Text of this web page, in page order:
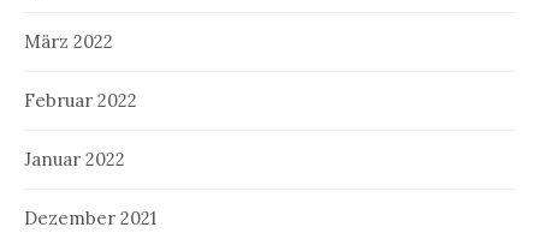
März 2022
Februar 2022
Januar 2022
Dezember 2021